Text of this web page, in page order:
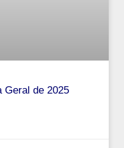
Geral de 2025